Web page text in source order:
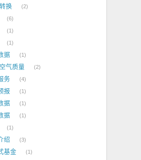
换 2
6
1
1
据 1
气质量 2
务 4
报 1
据 1
据 1
1
绍 3
基金 1